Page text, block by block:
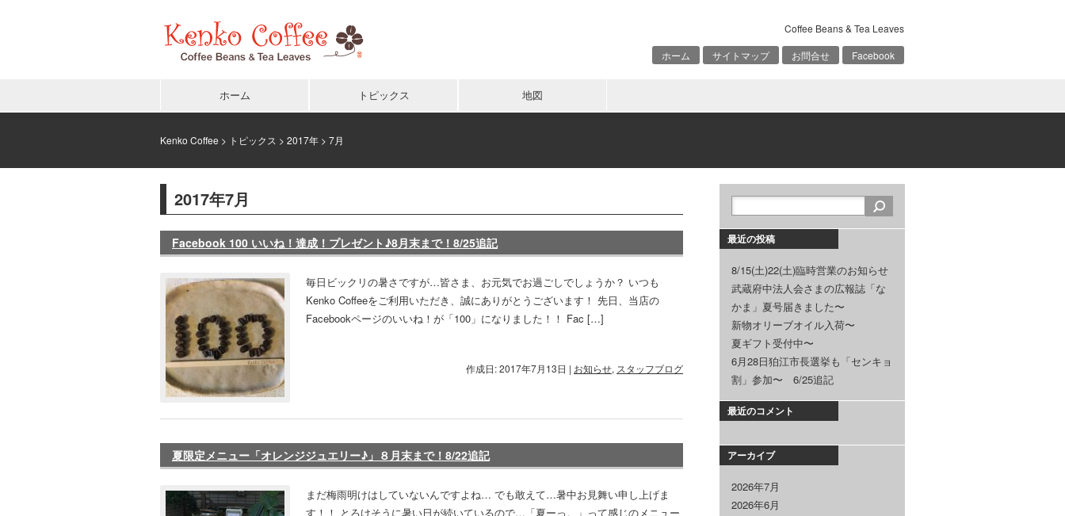
Coffee Beans & Tea Leaves
ホーム
サイトマップ お問合せ Facebook
ホーム トピックス 地図
Kenko Coffee > トピックス > 2017年 > 7月
2017年7月
Facebook 100 いいね！達成！プレゼント♪8月末まで！8/25追記
毎日ビックリの暑さですが…皆さま、お元気でお過ごしでしょうか？ いつも
Kenko Coffeeをご利用いただき、誠にありがとうございます！ 先日、当店の
Facebookページのいいね！が「100」になりました！！ Fac […]
作成日: 2017年7月13日 | お知らせ, スタッフブログ
夏限定メニュー「オレンジジュエリー♪」８月末まで！8/22追記
まだ梅雨明けはしていないんですよね… でも敢えて…暑中お見舞い申し上げま
す！！ とろけそうに暑い日が続いているので…「夏ーっ。」って感じのメニュー
最近の投稿
8/15(土)22(土)臨時営業のお知らせ
武蔵府中法人会さまの広報誌「な
かま」夏号届きました〜
新物オリーブオイル入荷〜
夏ギフト受付中〜
6月28日狛江市長選挙も「センキョ
割」参加〜 6/25追記
最近のコメント
アーカイブ
2026年7月
2026年6月